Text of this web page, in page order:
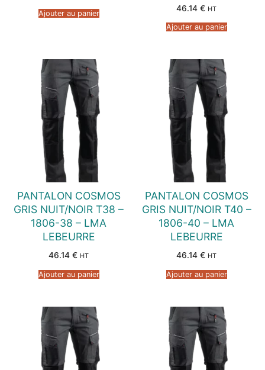
Ajouter au panier
46.14 € HT
Ajouter au panier
PANTALON COSMOS
GRIS NUIT/NOIR T38 –
1806-38 – LMA
LEBEURRE
46.14 € HT
Ajouter au panier
PANTALON COSMOS
GRIS NUIT/NOIR T40 –
1806-40 – LMA
LEBEURRE
46.14 € HT
Ajouter au panier